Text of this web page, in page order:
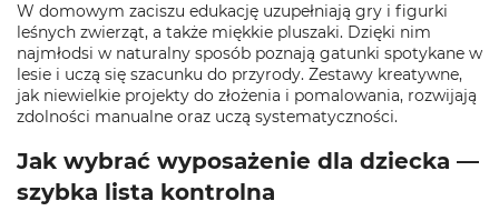
W domowym zaciszu edukację uzupełniają gry i figurki
leśnych zwierząt, a także miękkie pluszaki. Dzięki nim
najmłodsi w naturalny sposób poznają gatunki spotykane w
lesie i uczą się szacunku do przyrody. Zestawy kreatywne,
jak niewielkie projekty do złożenia i pomalowania, rozwijają
zdolności manualne oraz uczą systematyczności.
Jak wybrać wyposażenie dla dziecka —
szybka lista kontrolna